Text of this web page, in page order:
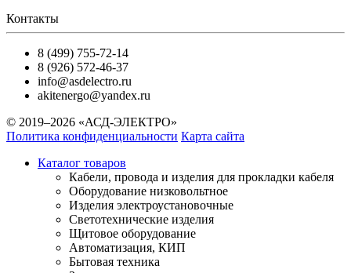
Контакты
8 (499) 755-72-14
8 (926) 572-46-37
info@asdelectro.ru
akitenergo@yandex.ru
© 2019–2026 «АСД-ЭЛЕКТРО»
Политика конфиденциальности Карта сайта
Каталог товаров
Кабели, провода и изделия для прокладки кабеля
Оборудование низковольтное
Изделия электроустановочные
Светотехнические изделия
Щитовое оборудование
Автоматизация, КИП
Бытовая техника